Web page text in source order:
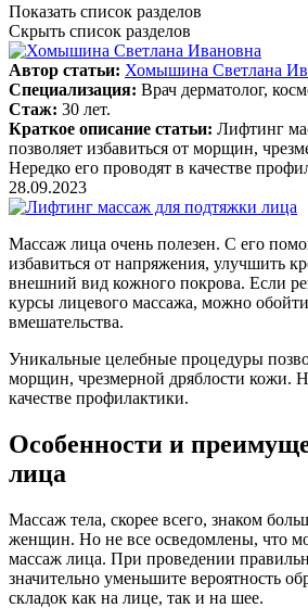
Показать список разделов
Скрыть список разделов
Автор статьи: Хомышина Светлана
Специализация: Врач дерматолог,
Стаж: 30 лет.
Краткое описание статьи: Лифтинг
позволяет избавиться от морщин,
Нередко его проводят в качестве
28.09.2023
Массаж лица очень полезен. С его
избавиться от напряжения, улучшить
внешний вид кожного покрова. Если
курсы лицевого массажа, можно
вмешательства.
Уникальные целебные процедуры
морщин, чрезмерной дряблости кожи.
качестве профилактики.
Особенности и
лица
Массаж тела, скорее всего, знаком
женщин. Но не все осведомлены, что
массаж лица. При проведении
значительно уменьшите вероятность
складок как на лице, так и на шее.